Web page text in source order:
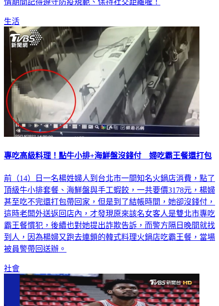
情期間記得遵守防疫規範、保持社交距離喔！
生活
專吃高級料理！點牛小排+海鮮盤沒錢付 婦吃霸王餐還打包
前（14）日一名楊姓婦人到台北市一間知名火鍋店消費，點了
頂級牛小排套餐、海鮮盤與手工蝦餃，一共要價3178元，楊婦
甚至吃不完還打包帶回家，但是到了結帳時間，她卻沒錢付，
這時老闆外送返回店內，才發現原來該名女客人是雙北市專吃
霸王餐慣犯，後續也對她提出詐欺告訴，而警方隔日晚間就找
到人，因為楊婦又跑去連鎖的韓式料理火鍋店吃霸王餐，當場
被員警帶回送辦。
社會